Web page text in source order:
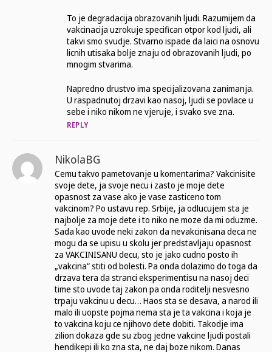
To je degradacija obrazovanih ljudi. Razumijem da
vakcinacija uzrokuje specifican otpor kod ljudi, ali
takvi smo svudje. Stvarno ispade da laici na osnovu
licnih utisaka bolje znaju od obrazovanih ljudi, po
mnogim stvarima.
Napredno drustvo ima specijalizovana zanimanja.
U raspadnutoj drzavi kao nasoj, ljudi se povlace u
sebe i niko nikom ne vjeruje, i svako sve zna.
REPLY
NikolaBG
Cemu takvo pametovanje u komentarima? Vakcinisite
svoje dete, ja svoje necu i zasto je moje dete
opasnost za vase ako je vase zasticeno tom
vakcinom? Po ustavu rep. Srbije, ja odlucujem sta je
najbolje za moje dete i to niko ne moze da mi oduzme.
Sada kao uvode neki zakon da nevakcinisana deca ne
mogu da se upisu u skolu jer predstavljaju opasnost
za VAKCINISANU decu, sto je jako cudno posto ih
„vakcina“ stiti od bolesti. Pa onda dolazimo do toga da
drzava tera da stranci eksperimentisu na nasoj deci
time sto uvode taj zakon pa onda roditelji nesvesno
trpaju vakcinu u decu… Haos sta se desava, a narod ili
malo ili uopste pojma nema sta je ta vakcina i koja je
to vakcina koju ce njihovo dete dobiti. Takodje ima
zilion dokaza gde su zbog jedne vakcine ljudi postali
hendikepi ili ko zna sta, ne daj boze nikom. Danas